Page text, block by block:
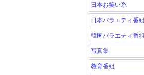
日本お笑い系
日本バラエティ番組
韓国バラエティ番組
写真集
教育番組